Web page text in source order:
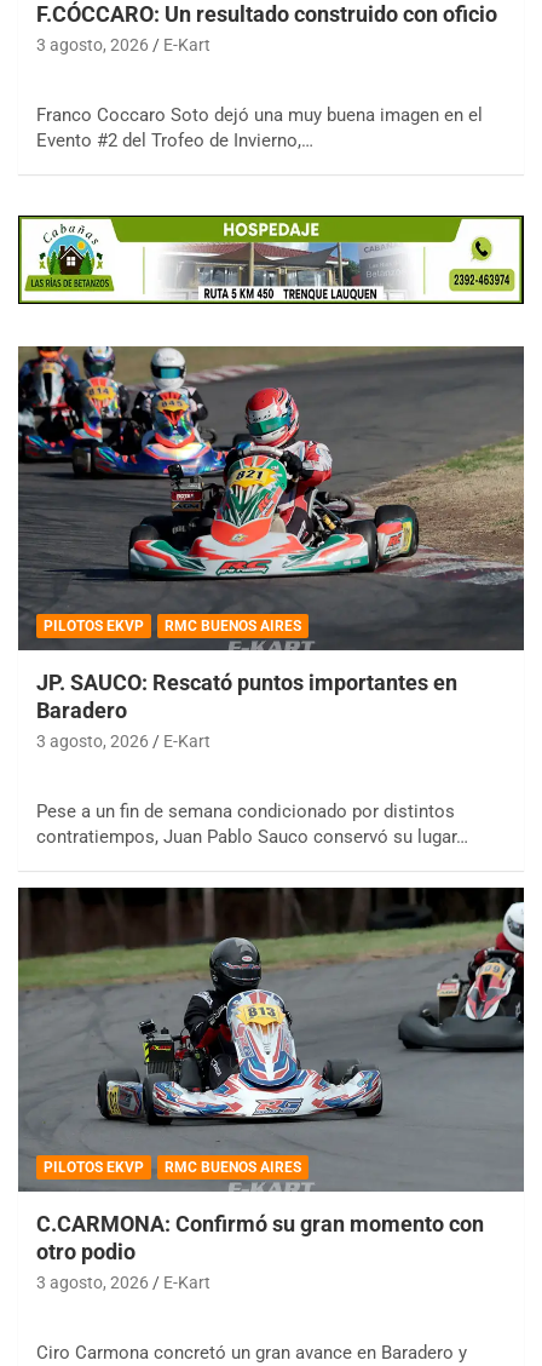
F.CÓCCARO: Un resultado construido con oficio
3 agosto, 2026 E-Kart
Franco Coccaro Soto dejó una muy buena imagen en el
Evento #2 del Trofeo de Invierno,…
PILOTOS EKVP RMC BUENOS AIRES
JP. SAUCO: Rescató puntos importantes en
Baradero
3 agosto, 2026 E-Kart
Pese a un fin de semana condicionado por distintos
contratiempos, Juan Pablo Sauco conservó su lugar…
PILOTOS EKVP RMC BUENOS AIRES
C.CARMONA: Confirmó su gran momento con
otro podio
3 agosto, 2026 E-Kart
Ciro Carmona concretó un gran avance en Baradero y
08/09-AGO